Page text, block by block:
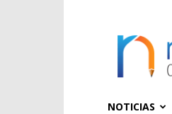
NOTICIAS